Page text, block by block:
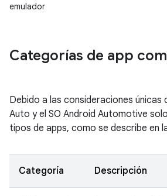
emulador
Categorías de app
Debido a las consideraciones únicas
Auto y el SO Android Automotive
tipos de apps, como se describe en
Categoría Descripción